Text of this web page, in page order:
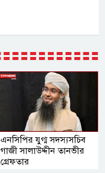
এনসিপির যুগ্ম সদস্যসচিব
গাজী সালাউদ্দীন তানভীর
গ্রেফতার